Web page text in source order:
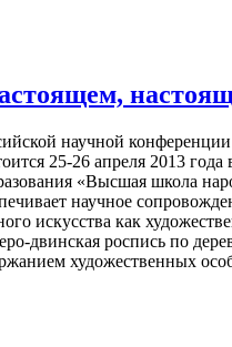
научной
25-26 апреля 2013
«Высшая школа
научное
искусства как
двинская роспись по
художественных